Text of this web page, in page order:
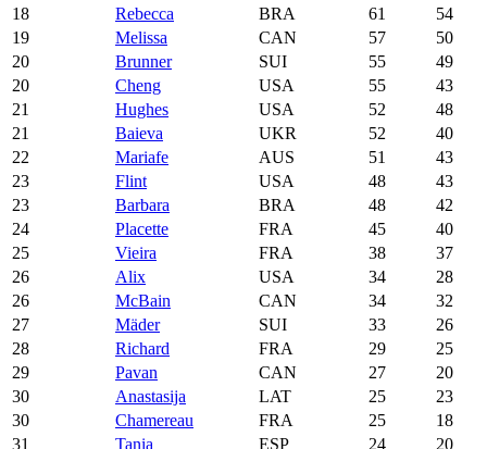
18
Rebecca BRA 61
54
19
Melissa CAN 57
50
20
Brunner SUI 55
49
20
Cheng USA 55
43
21
Hughes USA 52
48
21
Baieva UKR 52
40
22
Mariafe AUS 51
43
23
Flint USA 48
43
23
Barbara BRA 48
42
24
Placette FRA 45
40
25
Vieira FRA 38
37
26
Alix USA 34
28
26
McBain CAN 34
32
27
Mäder SUI 33
26
28
Richard FRA 29
25
29
Pavan CAN 27
20
30
Anastasija LAT 25
23
30
Chamereau FRA 25
18
31
Tania ESP 24
20